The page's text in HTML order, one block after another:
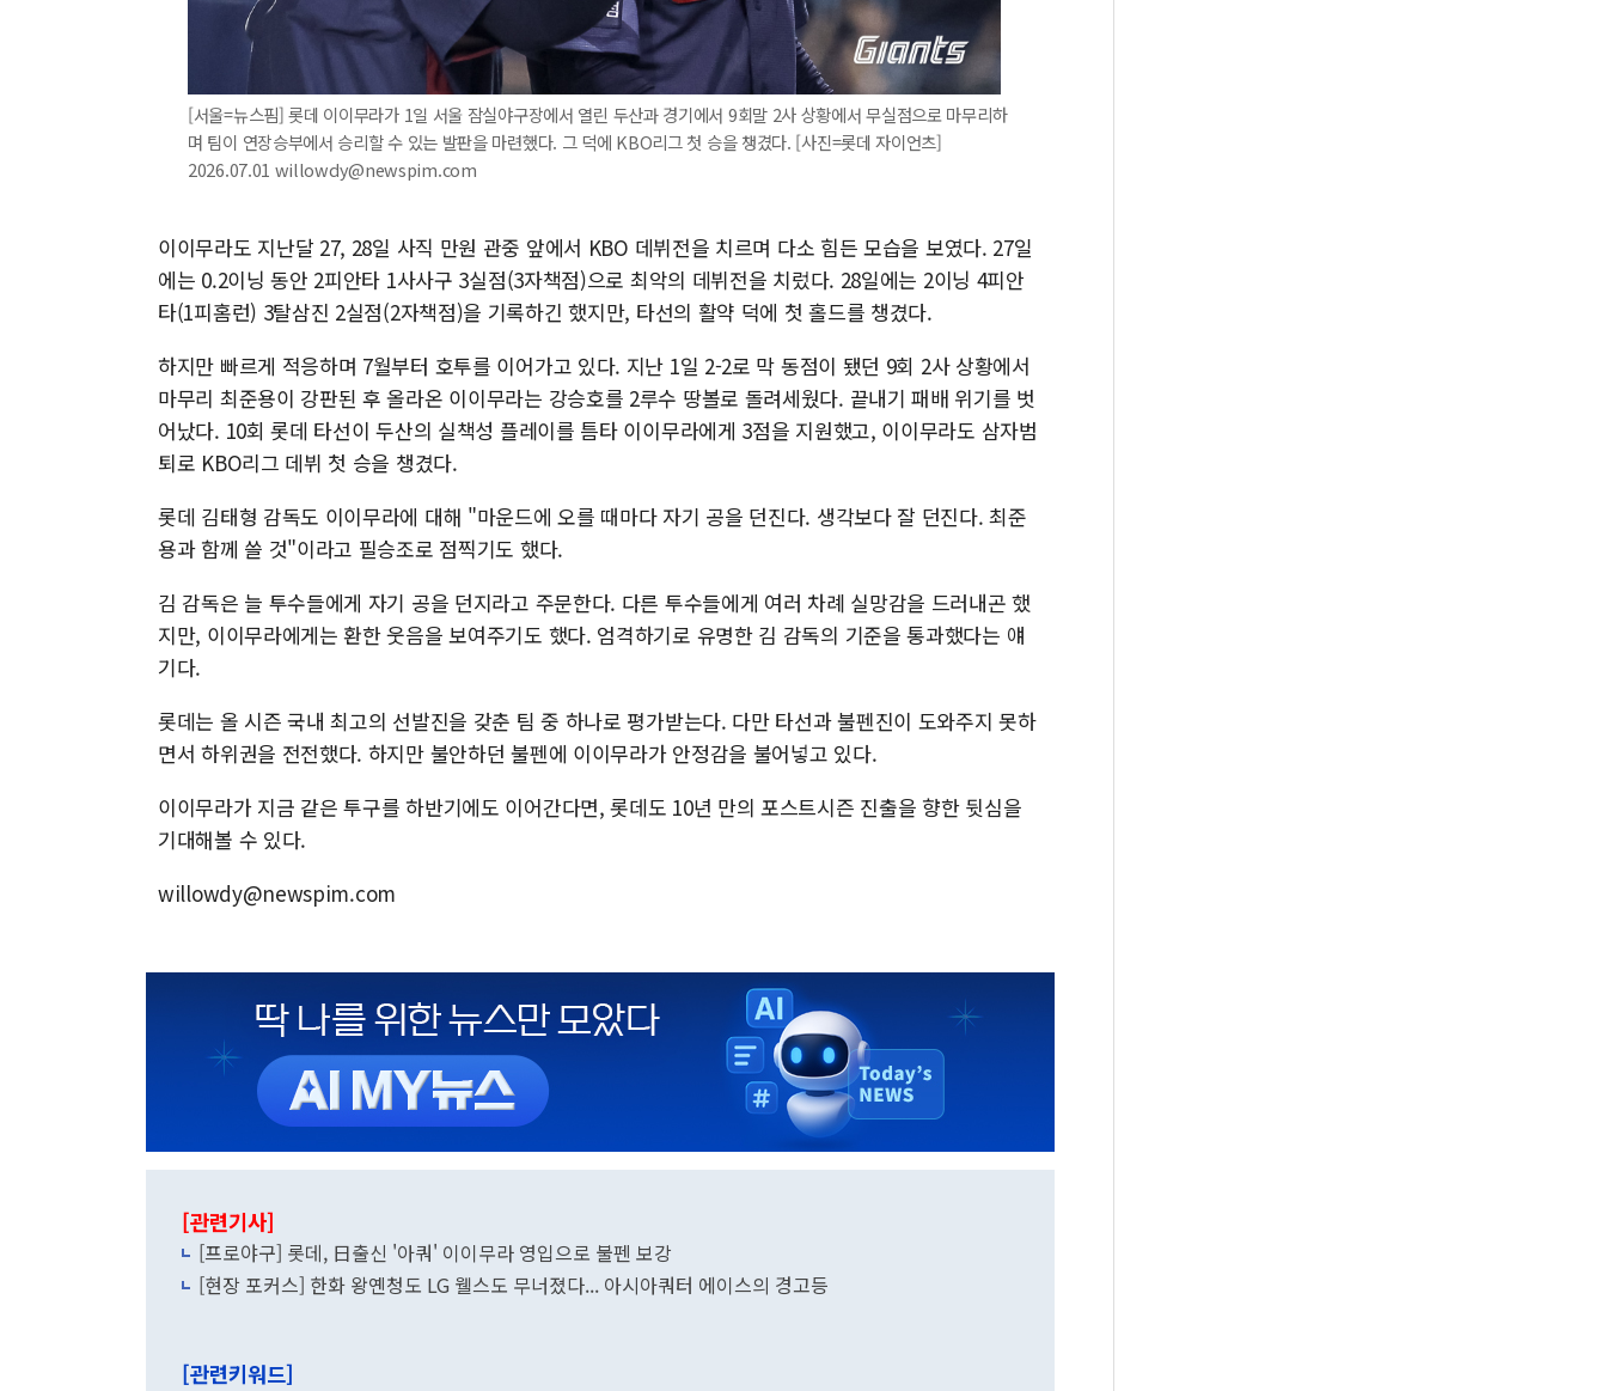
[서울=뉴스핌] 롯데 이이무라가 1일 서울 잠실야구장에서 열린 두산과 경기에서 9회말 2사 상황에서 무실점으로 마무리하
며 팀이 연장승부에서 승리할 수 있는 발판을 마련했다. 그 덕에 KBO리그 첫 승을 챙겼다. [사진=롯데 자이언츠]
2026.07.01 willowdy@newspim.com
이이무라도 지난달 27, 28일 사직 만원 관중 앞에서 KBO 데뷔전을 치르며 다소 힘든 모습을 보였다. 27일
에는 0.2이닝 동안 2피안타 1사사구 3실점(3자책점)으로 최악의 데뷔전을 치렀다. 28일에는 2이닝 4피안
타(1피홈런) 3탈삼진 2실점(2자책점)을 기록하긴 했지만, 타선의 활약 덕에 첫 홀드를 챙겼다.
하지만 빠르게 적응하며 7월부터 호투를 이어가고 있다. 지난 1일 2-2로 막 동점이 됐던 9회 2사 상황에서
마무리 최준용이 강판된 후 올라온 이이무라는 강승호를 2루수 땅볼로 돌려세웠다. 끝내기 패배 위기를 벗
어났다. 10회 롯데 타선이 두산의 실책성 플레이를 틈타 이이무라에게 3점을 지원했고, 이이무라도 삼자범
퇴로 KBO리그 데뷔 첫 승을 챙겼다.
롯데 김태형 감독도 이이무라에 대해 "마운드에 오를 때마다 자기 공을 던진다. 생각보다 잘 던진다. 최준
용과 함께 쓸 것"이라고 필승조로 점찍기도 했다.
김 감독은 늘 투수들에게 자기 공을 던지라고 주문한다. 다른 투수들에게 여러 차례 실망감을 드러내곤 했
지만, 이이무라에게는 환한 웃음을 보여주기도 했다. 엄격하기로 유명한 김 감독의 기준을 통과했다는 얘
기다.
롯데는 올 시즌 국내 최고의 선발진을 갖춘 팀 중 하나로 평가받는다. 다만 타선과 불펜진이 도와주지 못하
면서 하위권을 전전했다. 하지만 불안하던 불펜에 이이무라가 안정감을 불어넣고 있다.
이이무라가 지금 같은 투구를 하반기에도 이어간다면, 롯데도 10년 만의 포스트시즌 진출을 향한 뒷심을
기대해볼 수 있다.
willowdy@newspim.com
[관련기사]
[프로야구] 롯데, 日출신 '아쿼' 이이무라 영입으로 불펜 보강
[현장 포커스] 한화 왕옌청도 LG 웰스도 무너졌다... 아시아쿼터 에이스의 경고등
[관련키워드]